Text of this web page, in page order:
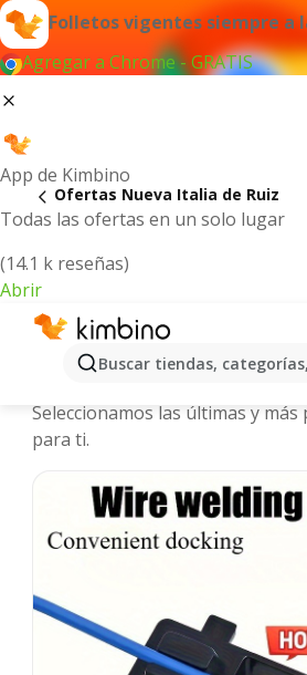
Folletos vigentes siempre a
Agregar a Chrome - GRATIS
App de Kimbino
Todas las ofertas en un solo lugar
(14.1 k reseñas)
Abrir
Buscar tiendas,
Ofertas Nueva Italia de Ruiz
Nueva Italia de Ruiz -
Seleccionamos las últimas y
para ti.